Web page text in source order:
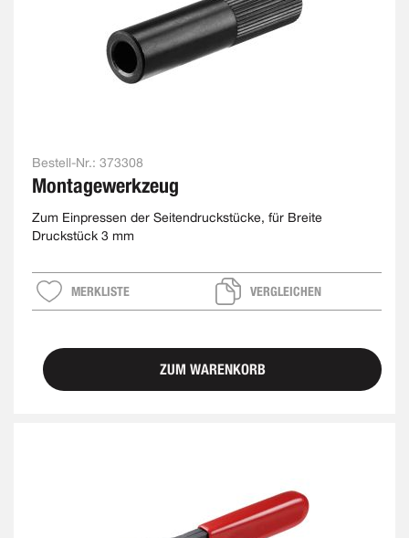
Bestell-Nr.: 373308
Montagewerkzeug
Zum Einpressen der Seitendruckstücke, für Breite
Druckstück 3 mm
MERKLISTE VERGLEICHEN
ZUM WARENKORB